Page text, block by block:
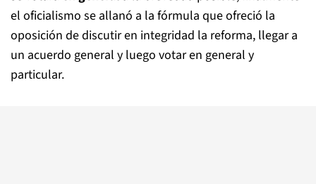
el oficialismo se allanó a la fórmula que ofreció la
oposición de discutir en integridad la reforma, llegar a
un acuerdo general y luego votar en general y
particular.